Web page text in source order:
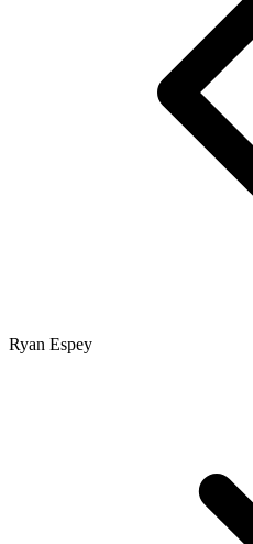
Ryan Espey